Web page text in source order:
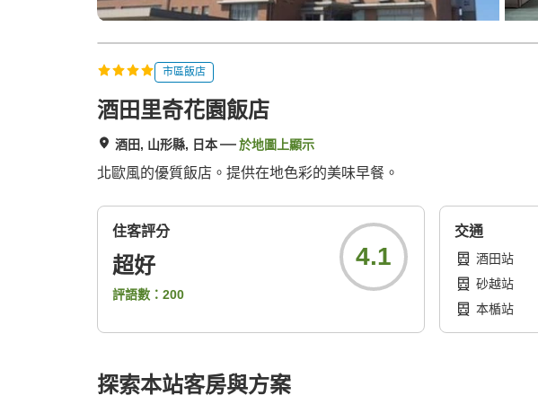
市區飯店
酒田里奇花園飯店
酒田, 山形縣, 日本 於地圖上顯示
北歐風的優質飯店。提供在地色彩的美味早餐。
住客評分
超好
評語數： 200
4.1
交通
酒田站
砂越站
本楯站
探索本站客房與方案